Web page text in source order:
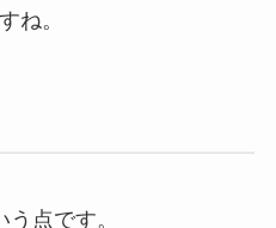
ね。
う点です。